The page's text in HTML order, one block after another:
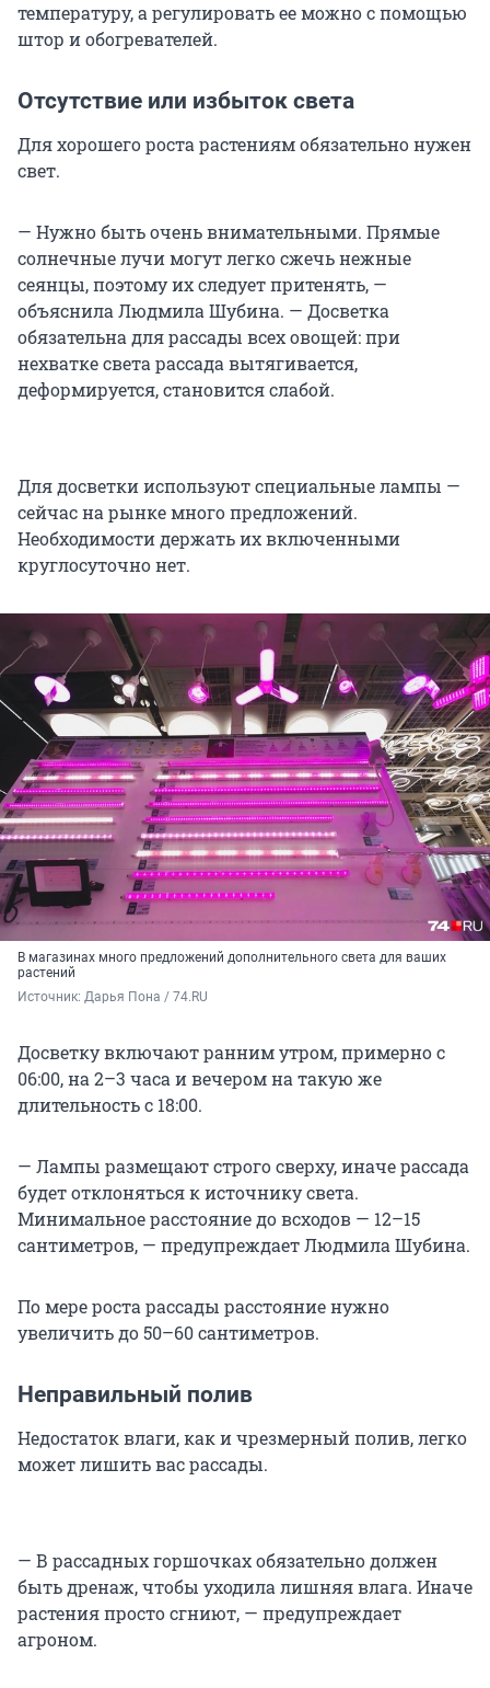
температуру, а регулировать ее можно с помощью
штор и обогревателей.
Отсутствие или избыток света
Для хорошего роста растениям обязательно нужен
свет.
— Нужно быть очень внимательными. Прямые
солнечные лучи могут легко сжечь нежные
сеянцы, поэтому их следует притенять, —
объяснила Людмила Шубина. — Досветка
обязательна для рассады всех овощей: при
нехватке света рассада вытягивается,
деформируется, становится слабой.
Для досветки используют специальные лампы —
сейчас на рынке много предложений.
Необходимости держать их включенными
круглосуточно нет.
В магазинах много предложений дополнительного света для ваших
растений
Источник: Дарья Пона / 74.RU
Досветку включают ранним утром, примерно с
06:00, на 2–3 часа и вечером на такую же
длительность с 18:00.
— Лампы размещают строго сверху, иначе рассада
будет отклоняться к источнику света.
Минимальное расстояние до всходов — 12–15
сантиметров, — предупреждает Людмила Шубина.
По мере роста рассады расстояние нужно
увеличить до 50–60 сантиметров.
Неправильный полив
Недостаток влаги, как и чрезмерный полив, легко
может лишить вас рассады.
— В рассадных горшочках обязательно должен
быть дренаж, чтобы уходила лишняя влага. Иначе
растения просто сгниют, — предупреждает
агроном.